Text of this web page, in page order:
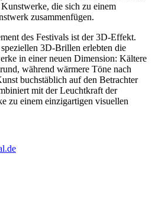
die sich zu einem
zusammenfügen.
des Festivals ist der 3D-Effekt.
3D-Brillen erlebten die
in einer neuen Dimension: Kältere
während wärmere Töne nach
buchstäblich auf den Betrachter
mit der Leuchtkraft der
zu einem einzigartigen visuellen